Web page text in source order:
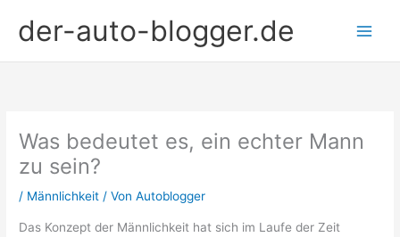
Inhaltder-auto-blogger.de
Was bedeutet es, ein echter Mann
zu sein?
/ Männlichkeit / VonAutoblogger
Das Konzept der Männlichkeit hat sich im Laufe der Zeit